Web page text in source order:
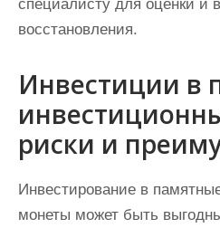
специалисту для оценки и
восстановления.
Инвестиции в
риски и
Инвестирование в
монеты может быть